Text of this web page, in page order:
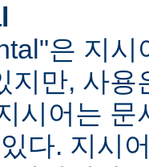
은 지시
지만, 사용
시어는
다. 지시